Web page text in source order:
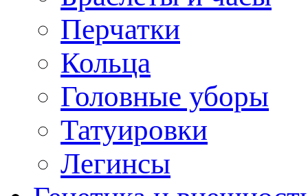
Перчатки
Кольца
Головные уборы
Татуировки
Легинсы